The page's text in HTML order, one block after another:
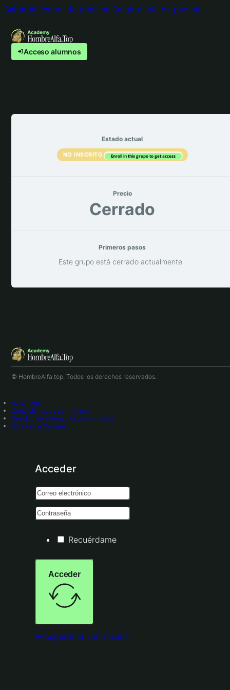
Saltar al contenido principalSaltar al pie de página
Acceso alumnos
Estado actual
NO INSCRITO Enroll in this grupo to get access
Precio
Cerrado
Primeros pasos
Este grupo está cerrado actualmente
© HombreAlfa.top. Todos los derechos reservados.
Aviso Legal
Condiciones de contratación
Resolución alternativa de conflictos
Política de Cookies
Acceder
Recuérdame
Acceder
Recuperar la contraseña